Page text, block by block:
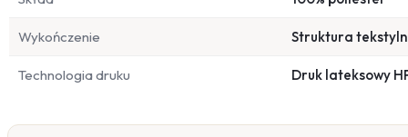
Wykończenie Struktura
Technologia druku Druk lateksowy